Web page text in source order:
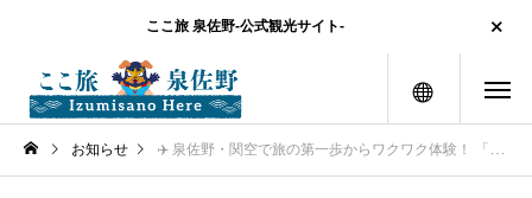
ここ旅 泉佐野-公式観光サイト-
メニュー
お知らせ ✈️ 泉佐野・関空で旅の第一歩からワクワク体験！ 「KIX Welcome Greeting Show」開催中